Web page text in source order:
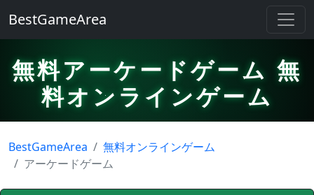
BestGameArea
無料アーケードゲーム 無
料オンラインゲーム
BestGameArea
無料オンラインゲーム
アーケードゲーム